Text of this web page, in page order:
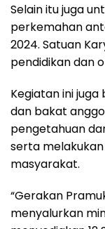
Selain itu juga
perkemahan
2024. Satuan
pendidikan dan
Kegiatan ini
dan bakat
pengetahuan
serta
masyarakat.
“Gerakan
menyalurkan